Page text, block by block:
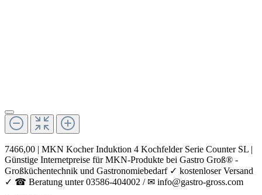
7466,00 | MKN Kocher Induktion 4 Kochfelder Serie Counter SL |
Günstige Internetpreise für MKN-Produkte bei Gastro Groß® -
Großküchentechnik und Gastronomiebedarf ✓ kostenloser Versand
✓ ☎ Beratung unter 03586-404002 / ✉ info@gastro-gross.com